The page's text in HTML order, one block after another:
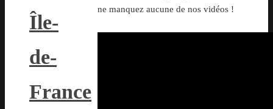
Île-
de-
France
ne manquez aucune de nos vidéos !